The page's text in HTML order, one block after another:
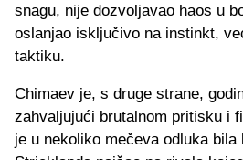
snagu, nije dozvoljavao haos u
oslanjao isključivo na instinkt,
taktiku.
Chimaev je, s druge strane,
zahvaljujući brutalnom pritisku i
je u nekoliko mečeva odluka